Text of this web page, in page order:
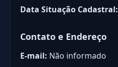
Data Situação Cadastral:
Contato e Endereço
E-mail: Não informado